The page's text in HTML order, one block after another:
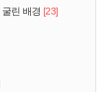
린 배경 [23]